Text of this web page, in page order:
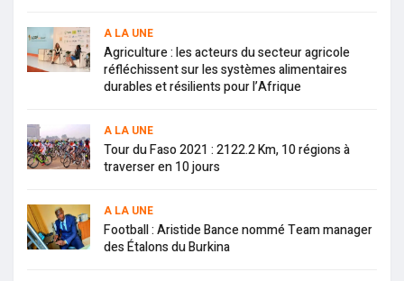
A LA UNE
Agriculture : les acteurs du secteur agricole
réfléchissent sur les systèmes alimentaires
durables et résilients pour l’Afrique
A LA UNE
Tour du Faso 2021 : 2122.2 Km, 10 régions à
traverser en 10 jours
A LA UNE
Football : Aristide Bance nommé Team manager
des Étalons du Burkina